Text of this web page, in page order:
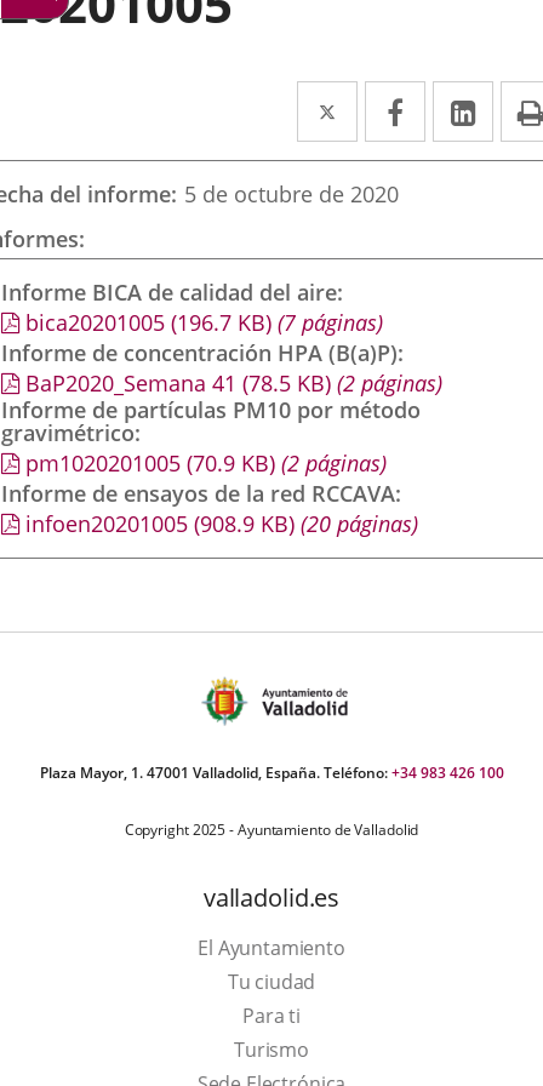
Twitter
Enlace
a
una
externa.
Facebook
Enlace
a
externa.
a
del informe 5 de octubre de 2020
Informe BICA de calidad del aire
bica20201005 (196.7 KB) (7 páginas)
Informe de concentración HPA (B(a)P)
BaP2020_Semana 41 (78.5 KB) (2 páginas)
Informe de partículas PM10 por método
gravimétrico
pm1020201005 (70.9 KB) (2 páginas)
Informe de ensayos de la red RCCAVA
infoen20201005 (908.9 KB) (20 páginas)
Plaza Mayor, 1. 47001 Valladolid, España. Teléfono:+34 983 426 100
Copyright 2025 - Ayuntamiento de Valladolid
valladolid.es
El Ayuntamiento
Tu ciudad
Para ti
TurismoEste